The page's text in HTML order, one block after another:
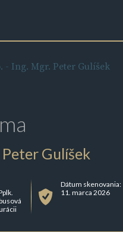
- Ing. Mgr. Peter Gulíšek
Peter Gulíšek
Dátum skenovania:
11. marca 2026